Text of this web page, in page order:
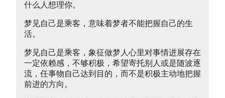
什么人想理你。
梦见自己是乘客，意味着梦者不能把握自己的生
活。
梦见自己是乘客，象征做梦人心里对事情进展存在
一定依赖感，不够积极，希望寄托别人或是随波逐
流，任事物自己达到目的，而不是积极主动地把握
前进的方向。